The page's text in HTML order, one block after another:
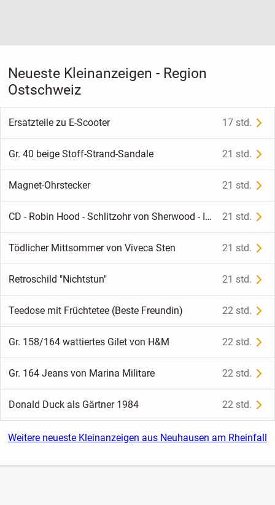
Neueste Kleinanzeigen - Region
Ostschweiz
Ersatzteile zu E-Scooter 17 std.
Gr. 40 beige Stoff-Strand-Sandale 21 std.
Magnet-Ohrstecker 21 std.
CD - Robin Hood - Schlitzohr von Sherwood - Isabelle wird entführt 21 std.
Tödlicher Mittsommer von Viveca Sten 21 std.
Retroschild "Nichtstun" 21 std.
Teedose mit Früchtetee (Beste Freundin) 22 std.
Gr. 158/164 wattiertes Gilet von H&M 22 std.
Gr. 164 Jeans von Marina Militare 22 std.
Donald Duck als Gärtner 1984 22 std.
Weitere neueste Kleinanzeigen aus Neuhausen am Rheinfall